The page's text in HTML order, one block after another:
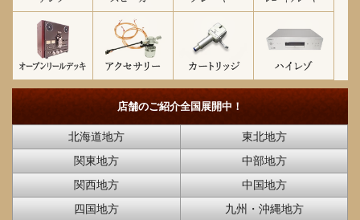
店舗のご紹介全国展開中！
北海道地方
東北地方
関東地方
中部地方
関西地方
中国地方
四国地方
九州・沖縄地方